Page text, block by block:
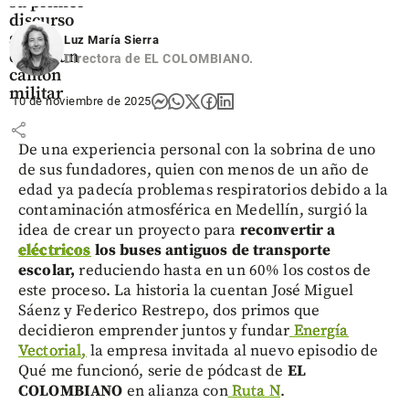
discurso
será
desde un
cantón
militar
share
Luz María Sierra
Directora de EL COLOMBIANO.
10 de noviembre de 2025
De una experiencia personal con la sobrina de uno
de sus fundadores, quien con menos de un año de
edad ya padecía problemas respiratorios debido a la
contaminación atmosférica en Medellín, surgió la
idea de crear un proyecto para reconvertir a
eléctricos los buses antiguos de transporte
escolar, reduciendo hasta en un 60% los costos de
este proceso. La historia la cuentan José Miguel
Sáenz y Federico Restrepo, dos primos que
decidieron emprender juntos y fundar Energía
Vectorial, la empresa invitada al nuevo episodio de
Qué me funcionó, serie de pódcast de EL
COLOMBIANO en alianza conRuta N.